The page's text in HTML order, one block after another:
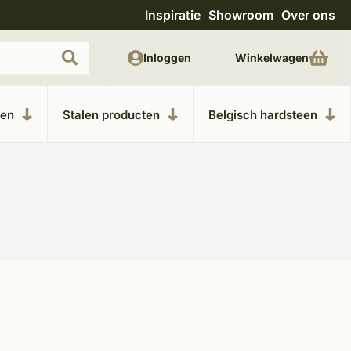
Uitgebreide showroom in Kesteren Unieke
Inspiratie Showroom Over ons
Stalen producten Belgisch hardsteen
Inloggen Winkelwagen